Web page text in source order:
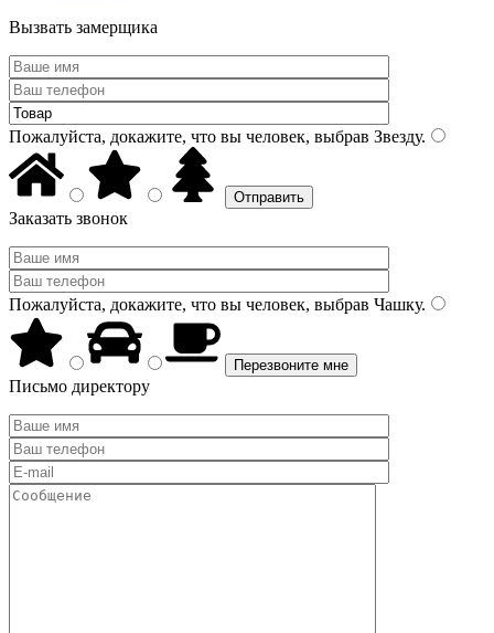
Вызвать замерщика
Пожалуйста, докажите, что вы человек, выбрав Звезду.
Заказать звонок
Пожалуйста, докажите, что вы человек, выбрав Чашку.
Письмо директору